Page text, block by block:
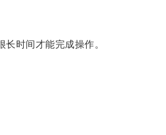
时间才能完成操作。